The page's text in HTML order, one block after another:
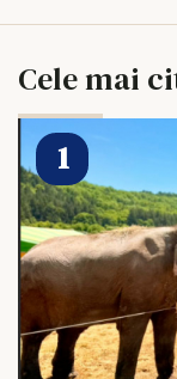
Cele mai